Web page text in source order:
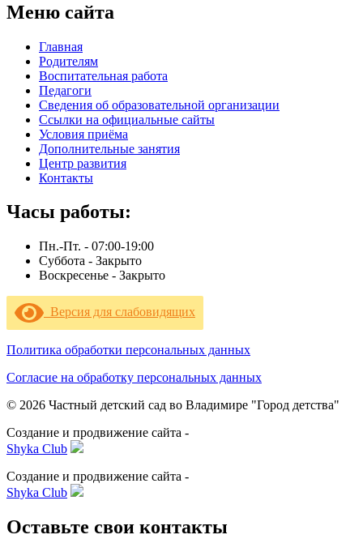
Меню сайта
Главная
Родителям
Воспитательная работа
Педагоги
Сведения об образовательной организации
Ссылки на официальные сайты
Условия приёма
Дополнительные занятия
Центр развития
Контакты
Часы работы:
Пн.-Пт. - 07:00-19:00
Суббота - Закрыто
Воскресенье - Закрыто
Версия для слабовидящих
Политика обработки персональных данных
Согласие на обработку персональных данных
© 2026 Частный детский сад во Владимире "Город детства"
Создание и продвижение сайта -
Shyka Club
Создание и продвижение сайта -
Shyka Club
Оставьте свои контакты